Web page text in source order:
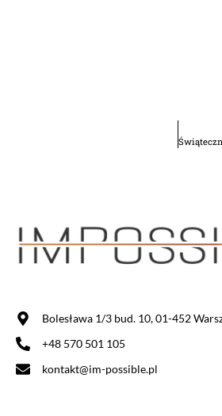
Bolesława 1/3 bud. 10, 01-452
+48 570 501 105
kontakt@im-possible.pl